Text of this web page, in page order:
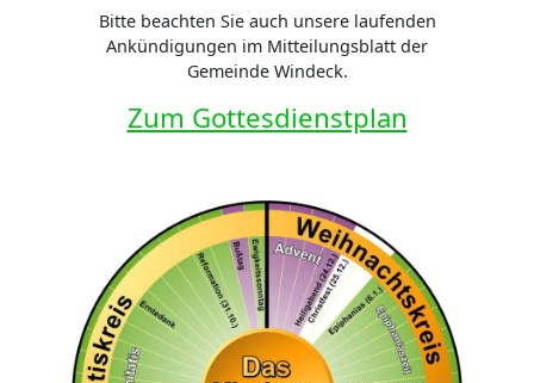
Bitte beachten Sie auch unsere laufenden
Ankündigungen im Mitteilungsblatt der
Gemeinde Windeck.
Zum Gottesdienstplan